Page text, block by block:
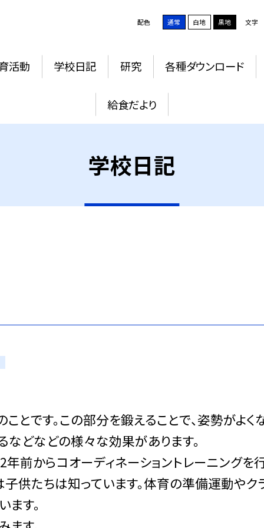
配色 通常 白地 黒地 文字
活動 学校日記 研究 各種ダウンロード
給食だより
学校日記
とです。この部分を鍛えることで、姿勢がよく
どなどの様々な効果があります。
前からコオーディネーショントレーニングを
子供たちは知っています。体育の準備運動やク
す。